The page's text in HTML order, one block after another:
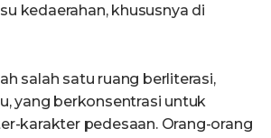
kedaerahan, khususnya di
salah satu ruang berliterasi,
yang berkonsentrasi untuk
karakter pedesaan. Orang-orang